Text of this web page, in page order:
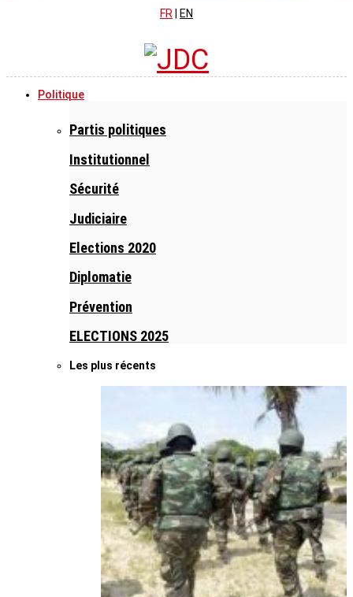
FR
EN
Politique
Partis politiques
Institutionnel
Sécurité
Judiciaire
Elections 2020
Diplomatie
Prévention
ELECTIONS 2025
Les plus récents